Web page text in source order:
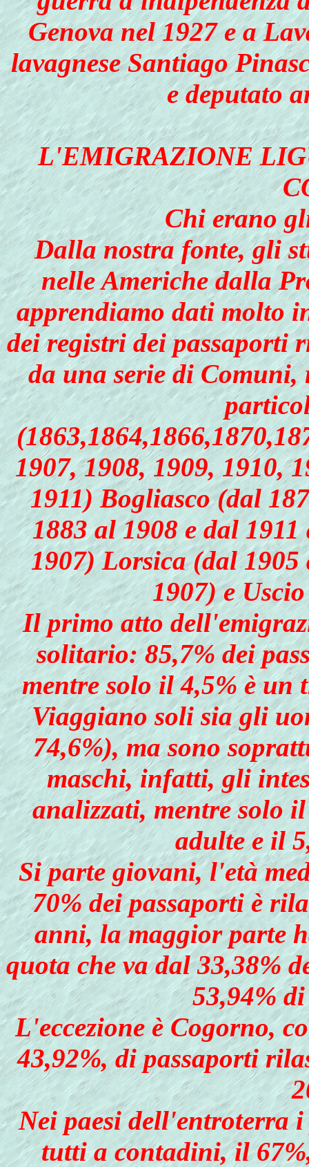
Genova nel 1927 e a
lavagnese Santiago
e deputato
L'EMIGRAZIONE
Chi erano
Dalla nostra fonte, gli
nelle Americhe dalla
apprendiamo dati molto
dei registri dei
da una serie di
1907, 1908, 1909, 1910,
1911) Bogliasco (dal
1883 al 1908 e dal
1907) Lorsica (dal
1907) e
Il primo atto
solitario: 85,7% dei
mentre solo il 4,5% è un
Viaggiano soli sia gli
74,6%), ma sono
maschi, infatti, gli
analizzati, mentre solo
adulte e il
Si parte giovani, l'età
70% dei passaporti è
anni, la maggior parte
quota che va dal 33,38%
53,94%
L'eccezione è Cogorno,
43,92%, di passaporti
Nei paesi dell'entroterra
tutti a contadini, il